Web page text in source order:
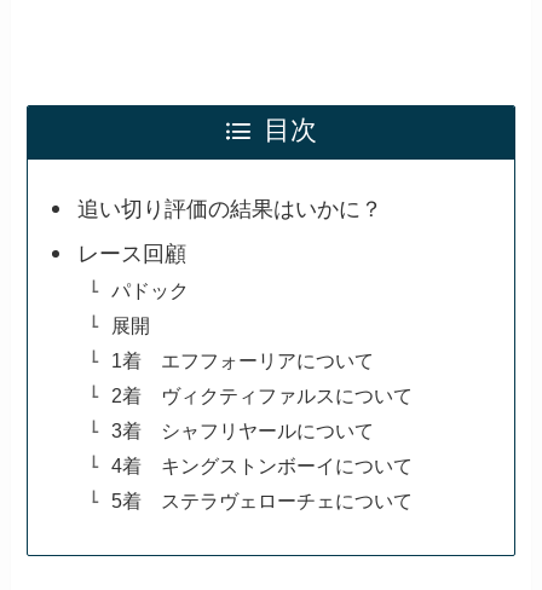
目次
追い切り評価の結果はいかに？
レース回顧
パドック
展開
1着 エフフォーリアについて
2着 ヴィクティファルスについて
3着 シャフリヤールについて
4着 キングストンボーイについて
5着 ステラヴェローチェについて